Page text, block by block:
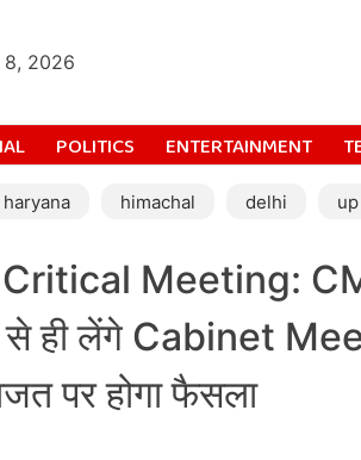
8, 2026
POLITICS ENTERTAINMENT
haryana himachal delhi up
Critical Meeting:
ही लेंगे Cabinet
पर होगा फैसला